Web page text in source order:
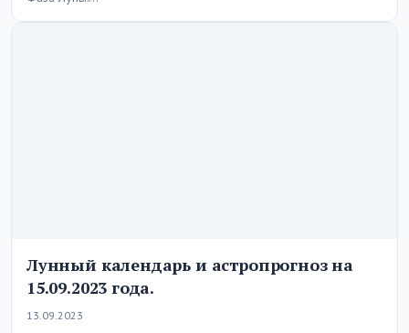
Лунный календарь и астропрогноз на
15.09.2023 года.
13.09.2023